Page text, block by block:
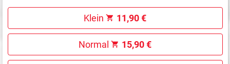
Klein 11,90 €
Normal 15,90 €